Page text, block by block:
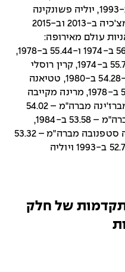
לדובסקייה ב-1991, סאלי גאנל ב-1993, יוליה פשונקינה
מרוסיה ב-2005, סוזנה היינובה מצ'כיה ב-2013 וב-2015
מהולנד ב-2023. שיאניות עולם מאירופה:
כריסטיה קספרצ'יק מפולין – 56.51 ב-1974 ו-55.44 ב-1978,
טטיאנה סטורוצ'בה מברה"מ – 55.74 ב-1974, קרין רוסלי
ממזרח גרמניה – 55.63 ב-1977 ו-54.28 ב-1980, טטיאנה
זלנצ'ובה מברה"מ – 55.31 ו-54.87 ב-1978, מרינה מקייבה
מברה"מ – 54.78 ב-1979, אנה אמברז'ינה מברה"מ – 54.02
ב-1983, מרגריטה פונומרייבה מברה"מ – 53.58 ב-1984,
זבינה בוש – 53.55 ב-1985, מרינה סטפנובה מברה"מ – 53.32
ו -52.94 ב-1986, סאלי גאנל – 52.74 ב-1993 ויוליה
של חלק